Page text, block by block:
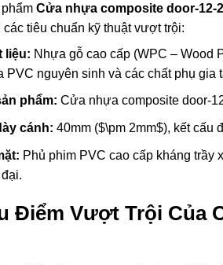
Cửa nhựa composite door-12-
tiêu chuẩn kỹ thuật vượt trội:
liệu: Nhựa gỗ cao cấp (WPC – Wood
PVC nguyên sinh và các chất phụ gia
phẩm: Cửa nhựa composite door-
cánh: 40mm ($\pm 2mm$), kết cấu
Phủ phim PVC cao cấp kháng
Điểm Vượt Trội Của